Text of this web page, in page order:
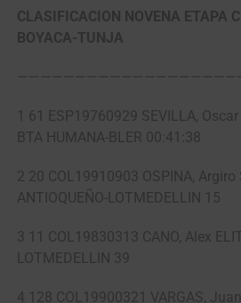
CLASIFICACION NOVENA ETAPA
BOYACA-TUNJA
1 61 ESP19760929 SEVILLA,
BTA HUMANA-BLER 00:41:38
2 20 COL19910903 OSPINA, Argiro
ANTIOQUEÑO-LOTMEDELLIN 15
3 11 COL19830313 CANO, Alex
LOTMEDELLIN 39
4 128 COL19900321 VARGAS,